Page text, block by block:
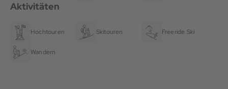
Aktivitäten
Hochtouren Skitouren Freeride Ski
Wandern